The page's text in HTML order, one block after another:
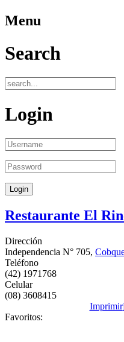
Menu
Search
Login
Restaurante El
Dirección
Independencia N° 705,
Teléfono
(42) 1971768
Celular
(08) 3608415
Imprimir
Favoritos: